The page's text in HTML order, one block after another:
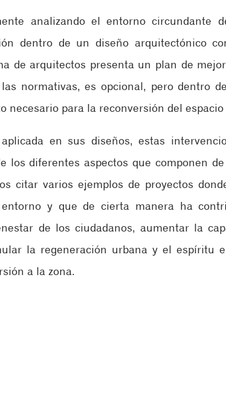
analizando el entorno circundante
dentro de un diseño arquitectónico
de arquitectos presenta un plan de
normativas, es opcional, pero dentro
necesario para la reconversión del
en sus diseños, estas
los diferentes aspectos que componen
citar varios ejemplos de proyectos
y que de cierta manera ha
de los ciudadanos, aumentar la
la regeneración urbana y el espíritu
a la zona.